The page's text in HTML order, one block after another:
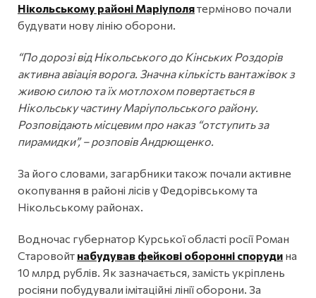
Нікольському районі Маріуполятерміново почали
будувати нову лінію оборони.
“По дорозі від Нікольського до Кінських Роздорів
активна авіація ворога. Значна кількість вантажівок з
живою силою та їх мотлохом повертається в
Нікольську частину Маріупольського району.
Розповідають місцевим про наказ “отступить за
пирамидки”, – розповів Андрющенко.
За його словами, загарбники також почали активне
окопування в районі лісів у Федорівському та
Нікольському районах.
Водночас губернатор Курської області росії Роман
Старовойт набудував фейкові оборонні споруди на
10 млрд рублів. Як зазначається, замість укріплень
росіяни побудували імітаційні лінії оборони. За